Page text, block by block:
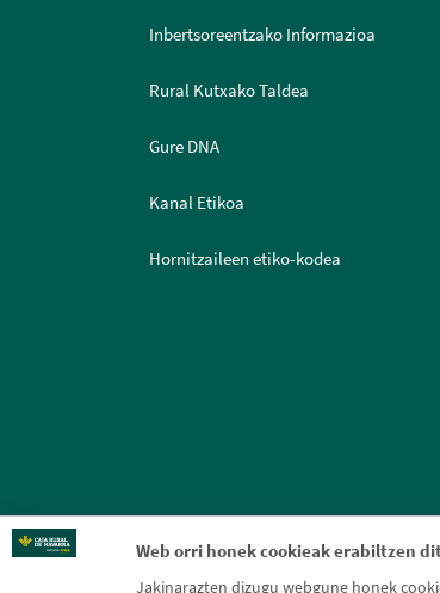
Web orri honek cookieak erabiltzen
Jakinarazten dizugu webgune honek
Inbertsoreentzako Informazioa
Rural Kutxako Taldea
Gure DNA
Kanal Etikoa
Hornitzaileen etiko-kodea